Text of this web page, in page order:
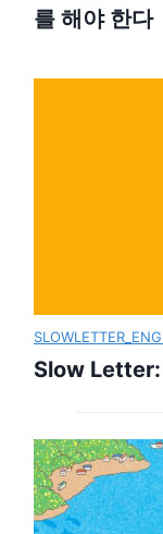
를 해야 한다
Slow